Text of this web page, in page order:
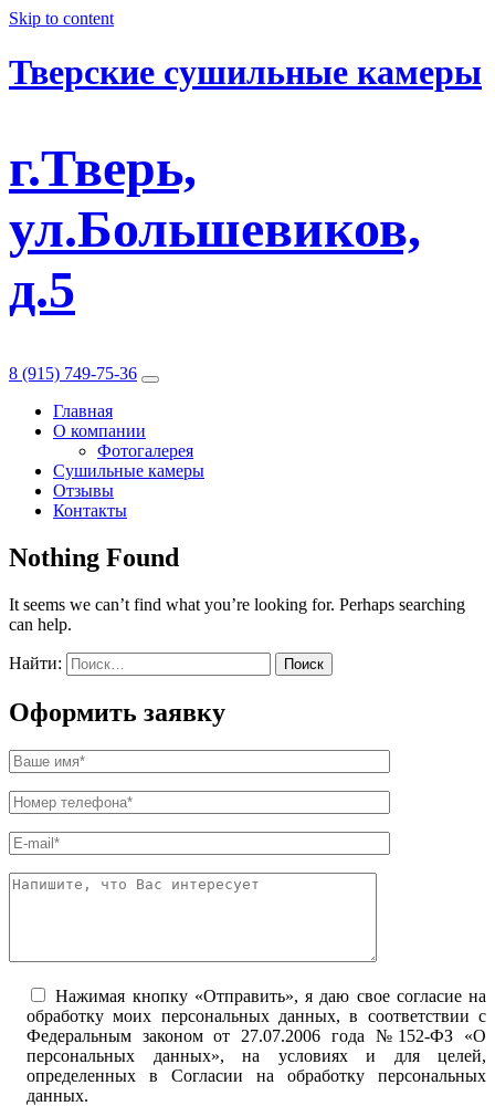
Skip to content
Тверские сушильные камеры
г.Тверь,
ул.Большевиков,
д.5
8 (915) 749-75-36
Главная
О компании
Фотогалерея
Сушильные камеры
Отзывы
Контакты
Nothing Found
It seems we can’t find what you’re looking for. Perhaps searching
can help.
Найти:
Оформить заявку
Нажимая кнопку «Отправить», я даю свое согласие на
обработку моих персональных данных, в соответствии с
Федеральным законом от 27.07.2006 года №152-ФЗ «О
персональных данных», на условиях и для целей,
определенных в Согласии на обработку персональных
данных.